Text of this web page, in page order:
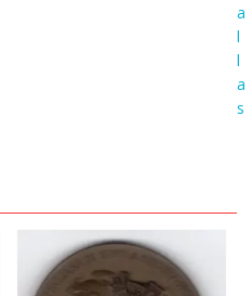
a
l
l
a
s